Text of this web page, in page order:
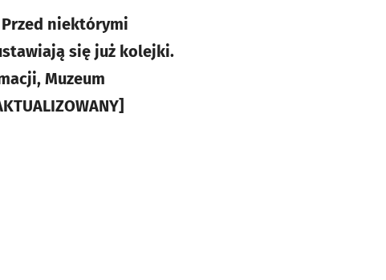
Przed niektórymi
się już kolejki.
Muzeum